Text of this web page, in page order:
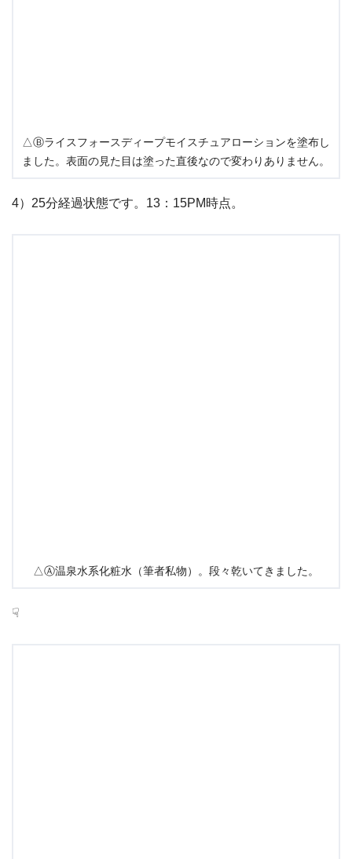
△Ⓑライスフォースディープモイスチュアローションを塗布し
ました。表面の見た目は塗った直後なので変わりありません。
4）25分経過状態です。13：15PM時点。
△Ⓐ温泉水系化粧水（筆者私物）。段々乾いてきました。
☟